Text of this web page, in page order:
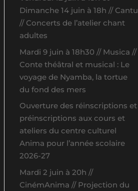
Dimanche 14 juin à 18h // Cantu
// Concerts de l’atelier chant
adultes
Mardi 9 juin à 18h30 // Musica //
Conte théâtral et musical : Le
voyage de Nyamba, la tortue
du fond des mers
Ouverture des réinscriptions et
préinscriptions aux cours et
ateliers du centre culturel
Anima pour l’année scolaire
2026-27
Mardi 2 juin à 20h //
CinémAnima // Projection du